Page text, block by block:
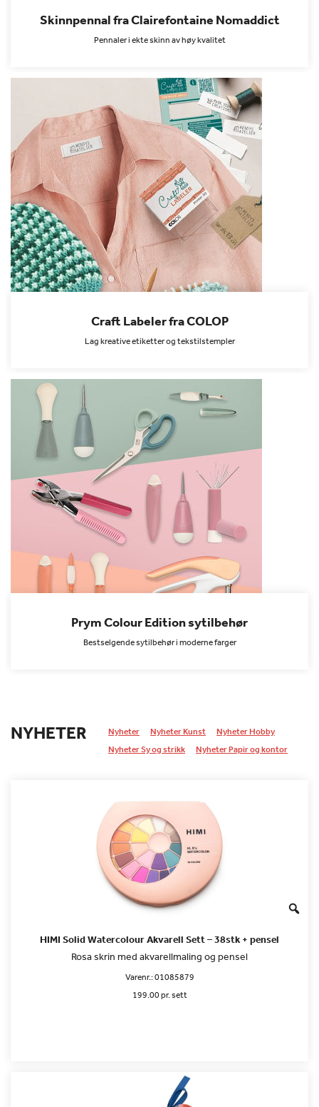
Skinnpennal fra Clairefontaine Nomaddict
Pennaler i ekte skinn av høy kvalitet
Craft Labeler fra COLOP
Lag kreative etiketter og tekstilstempler
Prym Colour Edition sytilbehør
Bestselgende sytilbehør i moderne farger
NYHETER Nyheter Nyheter Kunst
Nyheter Hobby
Nyheter Sy og strikk
Nyheter Papir og kontor
HIMI Solid Watercolour Akvarell Sett – 38stk + pensel
Rosa skrin med akvarellmaling og pensel
Varenr.:01085879
199.00 pr. sett